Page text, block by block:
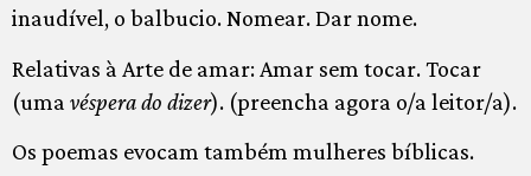
inaudível, o balbucio. Nomear. Dar nome.
Relativas à Arte de amar: Amar sem tocar. Tocar
(uma véspera do dizer). (preencha agora o/a leitor/a).
Os poemas evocam também mulheres bíblicas.